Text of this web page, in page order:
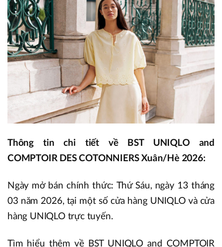
Thông tin chi tiết về BST UNIQLO and
COMPTOIR DES COTONNIERS Xuân/Hè 2026:
Ngày mở bán chính thức: Thứ Sáu, ngày 13 tháng
03 năm 2026, tại một số cửa hàng UNIQLO và cửa
hàng UNIQLO trực tuyến.
Tìm hiểu thêm về BST UNIQLO and COMPTOIR